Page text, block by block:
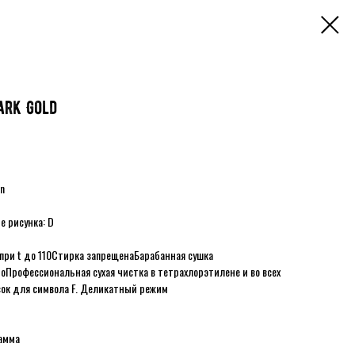
Gold
рисунка: D
t до 110Стирка запрещенаБарабанная сушка
Профессиональная сухая чистка в тетрахлорэтилене и во всех
для символа F. Деликатный режим